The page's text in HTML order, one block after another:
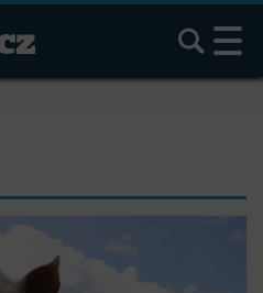
Hledat